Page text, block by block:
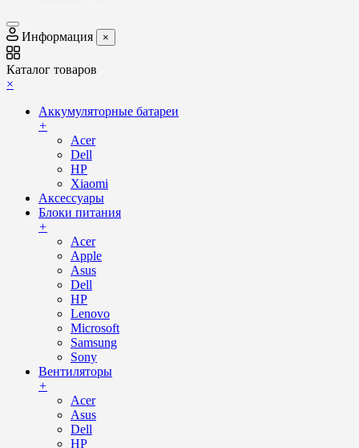
Информация ×
Каталог товаров
×
Аккумуляторные батареи
+
Acer
Dell
HP
Xiaomi
Аксессуары
Блоки питания
+
Acer
Apple
Asus
Dell
HP
Lenovo
Microsoft
Samsung
Sony
Вентиляторы
+
Acer
Asus
Dell
HP